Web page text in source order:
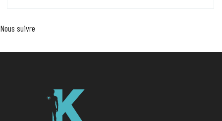
Nous suivre